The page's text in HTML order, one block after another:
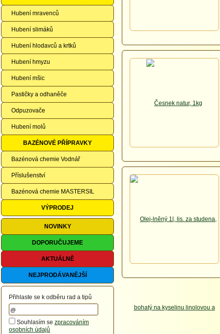
Hubení mravenců
Hubení slimáků
Hubení hlodavců a krtků
Hubení hmyzu
Hubení mšic
Pastičky a odhaněče
Odpuzovače
Hubení molů
BAZÉNOVÉ PŘÍPRAVKY
Bazénová chemie Vodnář
Příslušenství
Bazénová chemie MASTERSIL
VÝPRODEJ
NOVINKY
DOPORUČUJEME
AKTUÁLNĚ
NEJPRODÁVANĚJŠÍ
Přihlaste se k odběru rad a tipů
Souhlasím se zpracováním
osobních údajů